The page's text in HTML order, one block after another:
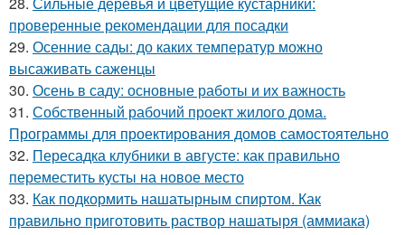
проверенные рекомендации для посадки
29. Осенние сады: до каких температур можно
высаживать саженцы
30. Осень в саду: основные работы и их важность
31. Собственный рабочий проект жилого дома.
Программы для проектирования домов самостоятельно
32. Пересадка клубники в августе: как правильно
переместить кусты на новое место
33. Как подкормить нашатырным спиртом. Как
правильно приготовить раствор нашатыря (аммиака)